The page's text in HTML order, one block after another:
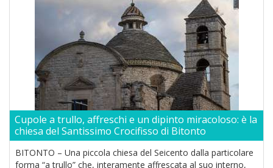
Cupole a trullo, affreschi e un dipinto miracoloso: è la
chiesa del Santissimo Crocifisso di Bitonto
BITONTO – Una piccola chiesa del Seicento dalla particolare
forma “a trullo” che, interamente affrescata al suo interno,